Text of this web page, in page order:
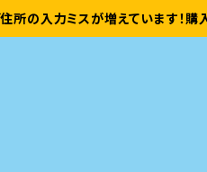
所の入力ミスが増えています！購